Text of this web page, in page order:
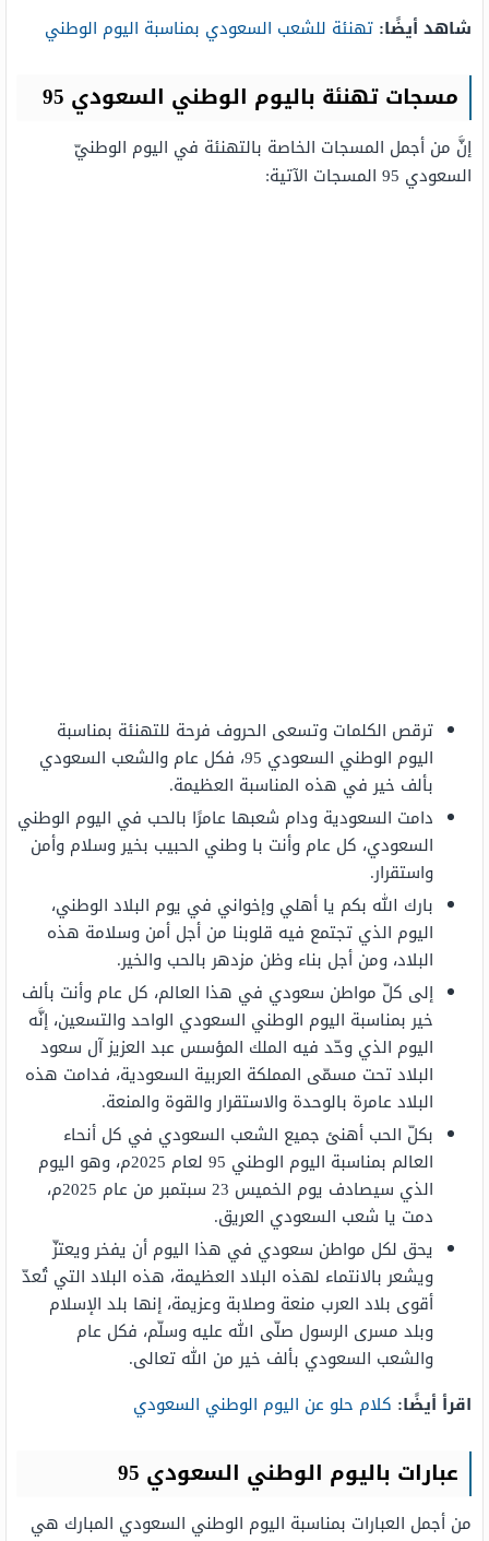
شاهد أيضًا: تهنئة للشعب السعودي بمناسبة اليوم الوطني
مسجات تهنئة باليوم الوطني السعودي 95
إنَّ من أجمل المسجات الخاصة بالتهنئة في اليوم الوطنيّ
السعودي 95 المسجات الآتية:
ترقص الكلمات وتسعى الحروف فرحة للتهنئة بمناسبة
اليوم الوطني السعودي 95، فكل عام والشعب السعودي
بألف خير في هذه المناسبة العظيمة.
دامت السعودية ودام شعبها عامرًا بالحب في اليوم الوطني
السعودي، كل عام وأنت با وطني الحبيب بخير وسلام وأمن
واستقرار.
بارك الله بكم يا أهلي وإخواني في يوم البلاد الوطني،
اليوم الذي تجتمع فيه قلوبنا من أجل أمن وسلامة هذه
البلاد، ومن أجل بناء وظن مزدهر بالحب والخير.
إلى كلّ مواطن سعودي في هذا العالم، كل عام وأنت بألف
خير بمناسبة اليوم الوطني السعودي الواحد والتسعين، إنَّه
اليوم الذي وحّد فيه الملك المؤسس عبد العزيز آل سعود
البلاد تحت مسمّى المملكة العربية السعودية، فدامت هذه
البلاد عامرة بالوحدة والاستقرار والقوة والمنعة.
بكلّ الحب أهنئ جميع الشعب السعودي في كل أنحاء
العالم بمناسبة اليوم الوطني 95 لعام 2025م، وهو اليوم
الذي سيصادف يوم الخميس 23 سبتمبر من عام 2025م،
دمت يا شعب السعودي العريق.
يحق لكل مواطن سعودي في هذا اليوم أن يفخر ويعتزّ
ويشعر بالانتماء لهذه البلاد العظيمة، هذه البلاد التي تُعدّ
أقوى بلاد العرب منعة وصلابة وعزيمة، إنها بلد الإسلام
وبلد مسرى الرسول صلّى الله عليه وسلّم، فكل عام
والشعب السعودي بألف خير من الله تعالى.
اقرأ أيضًا: كلام حلو عن اليوم الوطني السعودي
عبارات باليوم الوطني السعودي 95
من أجمل العبارات بمناسبة اليوم الوطني السعودي المبارك هي